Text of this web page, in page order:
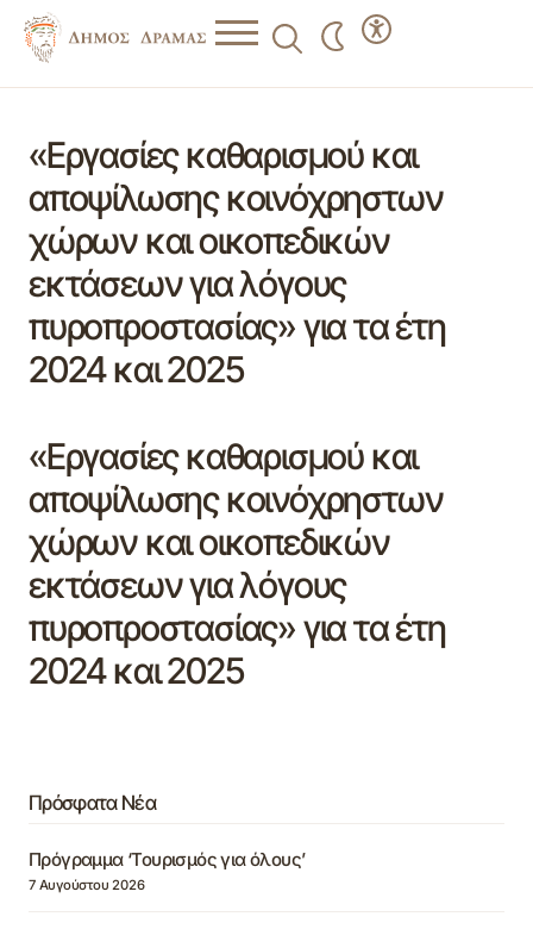
«Εργασίες καθαρισμού και
αποψίλωσης κοινόχρηστων
χώρων και οικοπεδικών
εκτάσεων για λόγους
πυροπροστασίας» για τα έτη
2024 και 2025
«Εργασίες καθαρισμού και
αποψίλωσης κοινόχρηστων
χώρων και οικοπεδικών
εκτάσεων για λόγους
πυροπροστασίας» για τα έτη
2024 και 2025
Πρόσφατα Νέα
Πρόγραμμα ‘Τουρισμός για όλους’
7 Αυγούστου 2026